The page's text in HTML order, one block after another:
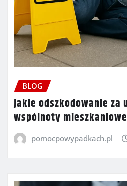
BLOG
Jakie odszkodowanie za
wspólnoty
pomocpowypadkach.pl